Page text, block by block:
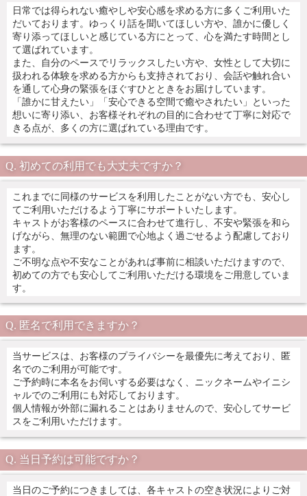
日常では得られない癒やしや安心感を求める方に多くご利用いた
だいております。ゆっくり話を聞いてほしい方や、誰かに優しく
寄り添ってほしいと感じている方にとって、心を満たす時間とし
て選ばれています。
また、自分のペースでリラックスしたい方や、女性として大切に
扱われる体験を求める方からも支持されており、会話や触れ合い
を通して心身の緊張をほぐすひとときをお届けしています。
「誰かに甘えたい」「安心できる空間で癒やされたい」といった
想いに寄り添い、お客様それぞれの目的に合わせて丁寧に対応で
きる点が、多くの方に選ばれている理由です。
初めての利用でも大丈夫ですか？
これまでに同様のサービスを利用したことがない方でも、安心し
てご利用いただけるよう丁寧にサポートいたします。
キャストがお客様のペースに合わせて進行し、不安や緊張を和ら
げながら、無理のない範囲で心地よく過ごせるよう配慮しており
ます。
ご不明な点や不安なことがあれば事前に相談いただけますので、
初めての方でも安心してご利用いただける環境をご用意していま
す。
匿名で利用できますか？
当サービスは、お客様のプライバシーを最優先に考えており、匿
名でのご利用が可能です。
ご予約時に本名をお伺いする必要はなく、ニックネームやイニシ
ャルでのご利用にも対応しております。
個人情報が外部に漏れることはありませんので、安心してサービ
スをご利用いただけます。
当日予約は可能ですか？
当日のご予約につきましては、各キャストの空き状況によりご対